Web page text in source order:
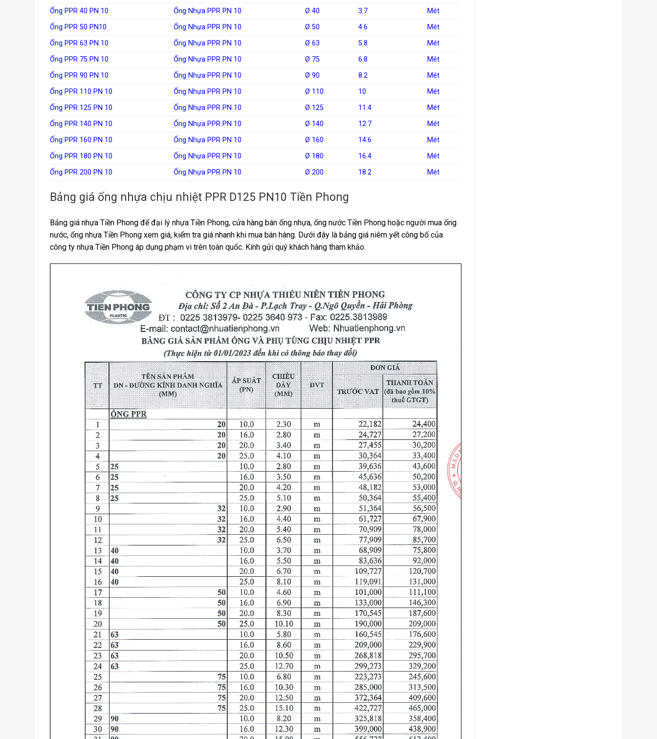
Ống PPR 40 PN 10
Ống Nhựa PPR PN 10 Ø 40 3.7
Mét
Ống PPR 50 PN10
Ống Nhựa PPR PN 10 Ø 50 4.6
Mét
Ống PPR 63 PN 10
Ống Nhựa PPR PN 10 Ø 63 5.8
Mét
Ống PPR 75 PN 10
Ống Nhựa PPR PN 10 Ø 75 6.8
Mét
Ống PPR 90 PN 10
Ống Nhựa PPR PN 10 Ø 90 8.2
Mét
Ống PPR 110 PN 10
Ống Nhựa PPR PN 10 Ø 110 10
Mét
Ống PPR 125 PN 10
Ống Nhựa PPR PN 10 Ø 125 11.4
Mét
Ống PPR 140 PN 10
Ống Nhựa PPR PN 10 Ø 140 12.7
Mét
Ống PPR 160 PN 10
Ống Nhựa PPR PN 10 Ø 160 14.6
Mét
Ống PPR 180 PN 10
Ống Nhựa PPR PN 10 Ø 180 16.4
Mét
Ống PPR 200 PN 10
Ống Nhựa PPR PN 10 Ø 200 18.2 Mét
Bảng giá ống nhựa chịu nhiệt PPR D125 PN10 Tiền Phong
Bảng giá nhựa Tiền Phong để đại lý nhựa Tiền Phong, cửa hàng bán ống nhựa, ống nước Tiền Phong hoặc người mua ống
nước, ống nhựa Tiền Phong xem giá, kiểm tra giá nhanh khi mua bán hàng. Dưới đây là bảng giá niêm yết công bố của
công ty nhựa Tiền Phong áp dụng phạm vi trên toàn quốc. Kính gửi quý khách hàng tham khảo.